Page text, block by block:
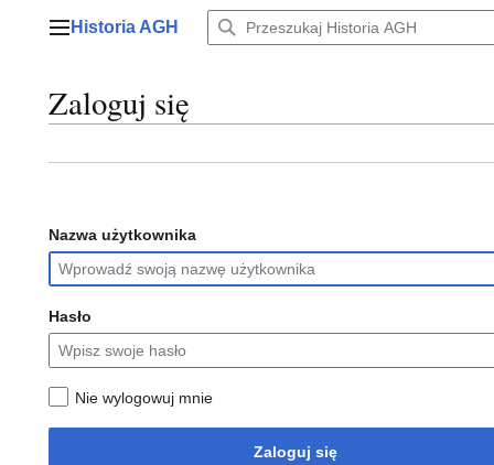
Menu główne
Historia AGH
Zaloguj się
Nazwa użytkownika
Hasło
Nie wylogowuj mnie
Zaloguj się